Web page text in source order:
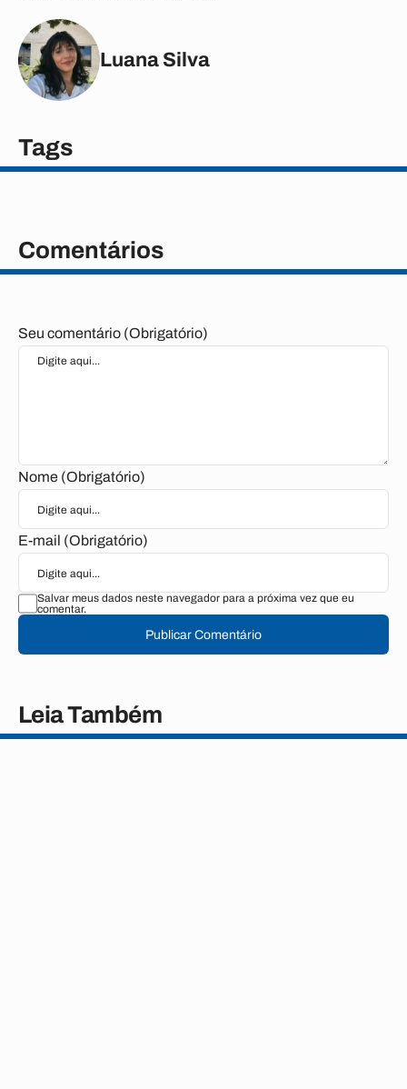
Luana Silva
Tags
Comentários
Seu comentário (Obrigatório)
Nome (Obrigatório)
E-mail (Obrigatório)
Salvar meus dados neste navegador para a próxima vez que eu
comentar.
Publicar Comentário
Leia Também